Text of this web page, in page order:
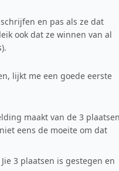
en pas als ze dat
ook dat ze winnen van al
lijkt me een goede eerste
maakt van de 3
eens de moeite om dat
3 plaatsen is gestegen en